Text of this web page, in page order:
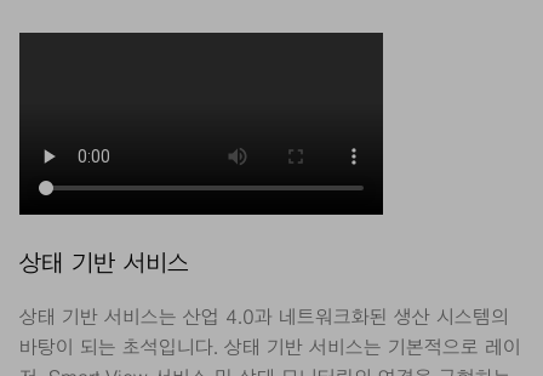
상태 기반 서비스
상태 기반 서비스는 산업 4.0과 네트워크화된 생산 시스템의
바탕이 되는 초석입니다. 상태 기반 서비스는 기본적으로 레이